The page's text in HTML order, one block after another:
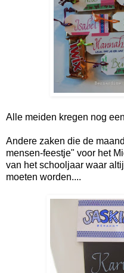
Alle meiden kregen nog
Andere zaken die de
mensen-feestje" voor het
van het schooljaar waar
moeten worden....